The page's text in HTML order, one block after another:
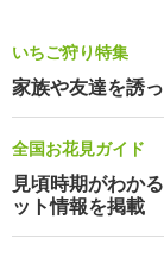
いちご狩り特集
家族や友達を誘
全国お花見ガイド
見頃時期がわか
ット情報を掲載